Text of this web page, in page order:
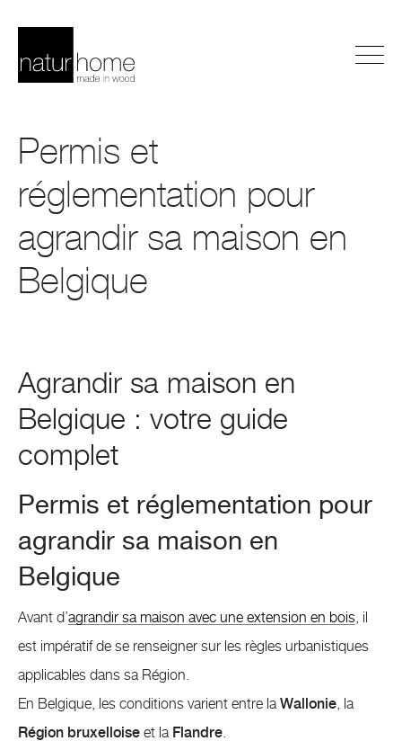
Permis et
réglementation pour
agrandir sa maison en
Belgique
Agrandir sa maison en
Belgique : votre guide
complet
Permis et réglementation pour
agrandir sa maison en
Belgique
Avant d’agrandir sa maison avec une extension en bois , il
est impératif de se renseigner sur les règles urbanistiques
applicables dans sa Région.
En Belgique, les conditions varient entre la Wallonie , la
Région bruxelloise et la Flandre